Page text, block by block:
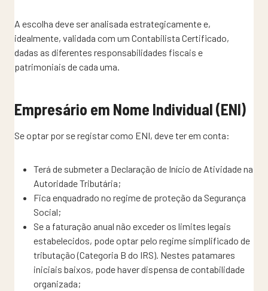
A escolha deve ser analisada estrategicamente e,
idealmente, validada com um Contabilista Certificado,
dadas as diferentes responsabilidades fiscais e
patrimoniais de cada uma.
Empresário em Nome Individual (ENI)
Se optar por se registar como ENI, deve ter em conta:
Terá de submeter a Declaração de Início de Atividade na
Autoridade Tributária;
Fica enquadrado no regime de proteção da Segurança
Social;
Se a faturação anual não exceder os limites legais
estabelecidos, pode optar pelo regime simplificado de
tributação (Categoria B do IRS). Nestes patamares
iniciais baixos, pode haver dispensa de contabilidade
organizada;